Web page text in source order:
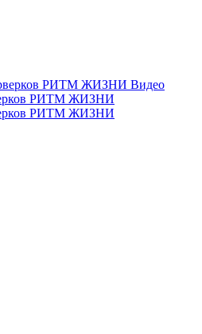
Видео
РИТМ ЖИЗНИ
РИТМ ЖИЗНИ